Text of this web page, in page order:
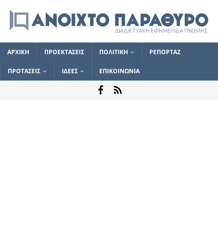
ΑΡΧΙΚΗ ΠΡΟΕΚΤΑΣΕΙΣ ΠΟΛΙΤΙΚΗ ΡΕΠΟΡΤΑΖ
ΠΡΟΤΑΣΕΙΣ ΙΔΕΕΣ ΕΠΙΚΟΙΝΩΝΙΑ